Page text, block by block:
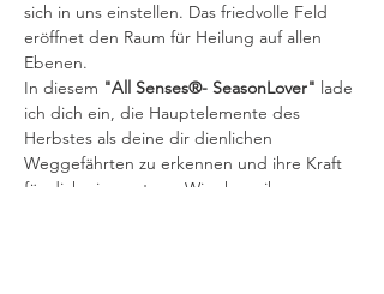
sich in uns einstellen. Das friedvolle Feld
eröffnet den Raum für Heilung auf allen
Ebenen.
In diesem "All Senses®- SeasonLover" lade
ich dich ein, die Hauptelemente des
Herbstes als deine dir dienlichen
Weggefährten zu erkennen und ihre Kraft
für dich einzusetzen. Wir ehren ihre